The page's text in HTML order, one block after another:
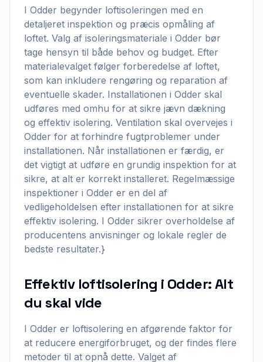
I Odder begynder loftisoleringen med en
detaljeret inspektion og præcis opmåling af
loftet. Valg af isoleringsmateriale i Odder bør
tage hensyn til både behov og budget. Efter
materialevalget følger forberedelse af loftet,
som kan inkludere rengøring og reparation af
eventuelle skader. Installationen i Odder skal
udføres med omhu for at sikre jævn dækning
og effektiv isolering. Ventilation skal overvejes i
Odder for at forhindre fugtproblemer under
installationen. Når installationen er færdig, er
det vigtigt at udføre en grundig inspektion for at
sikre, at alt er korrekt installeret. Regelmæssige
inspektioner i Odder er en del af
vedligeholdelsen efter installationen for at sikre
effektiv isolering. I Odder sikrer overholdelse af
producentens anvisninger og lokale regler de
bedste resultater.}
Effektiv loftisolering i Odder: Alt
du skal vide
I Odder er loftisolering en afgørende faktor for
at reducere energiforbruget, og der findes flere
metoder til at opnå dette. Valget af